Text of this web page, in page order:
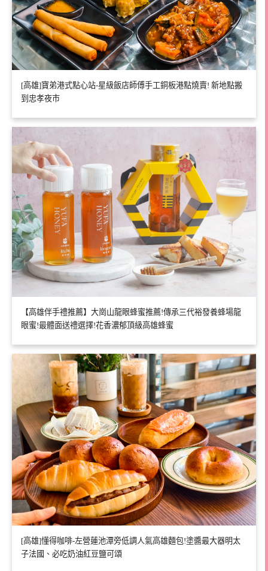
[高雄]寶弟港式點心站-星級飯店師傅手工銅板港點燒賣! 新地點搬
到忠孝夜市
【高雄伴手禮推薦】大崗山龍眼蜂蜜推薦!傳承三代裕發養蜂場龍
眼蜜!最體面送禮選擇!花香濃郁頂級高雄蜂蜜
[高雄]懂得咖啡-左營蓮池潭旁低調人氣高雄麵包!塗醬最大器明太
子法國、必吃奶油紅豆鹽可頌